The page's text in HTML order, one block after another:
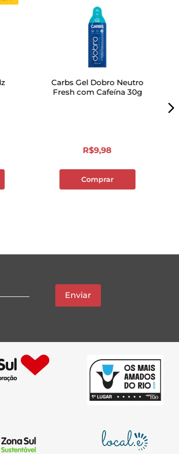
cada mordida, tornando sua
Carbs Gel Dobro Neutro
Fresh com Cafeína 30g
R$9,98
Comprar
Enviar